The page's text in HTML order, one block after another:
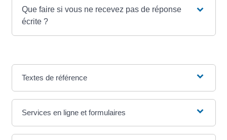
Que faire si vous ne recevez pas de réponse
écrite ?
Textes de référence
Services en ligne et formulaires